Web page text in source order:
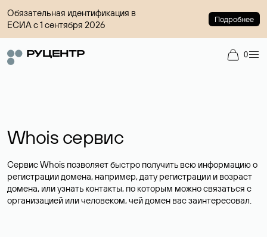
Обязательная идентификация в
ЕСИА с 1 сентября 2026
Подробнее
0
Whois сервис
Сервис Whois позволяет быстро получить всю информацию о
регистрации домена, например, дату регистрации и возраст
домена, или узнать контакты, по которым можно связаться с
организацией или человеком, чей домен вас заинтересовал.